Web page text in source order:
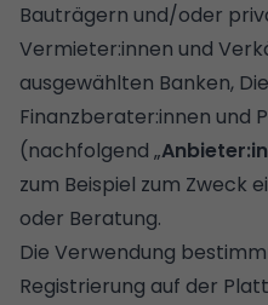
Bauträgern und/oder
Vermieter:innen und
ausgewählten Banken,
Finanzberater:innen und
(nachfolgend „
zum Beispiel zum Zweck
oder Beratung.
Die Verwendung
Registrierung auf der